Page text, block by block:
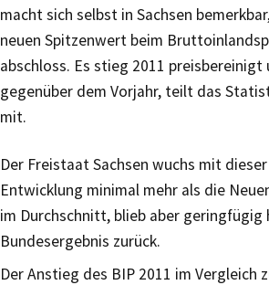
macht sich selbst in Sachsen
neuen Spitzenwert beim
abschloss. Es stieg 2011 preisbereinigt
gegenüber dem Vorjahr, teilt das
mit.
Der Freistaat Sachsen wuchs mit
Entwicklung minimal mehr als die
im Durchschnitt, blieb aber geringfügig
Bundesergebnis zurück.
Der Anstieg des BIP 2011 im Vergleich